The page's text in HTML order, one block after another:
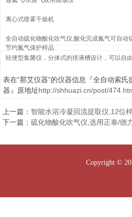
离心式喷雾干燥机
全自动硫化物酸化吹气仪,酸化完成氮气可自动
节约氮气保护样品
轻便型集菌仪，分体式的排液槽设计，可以自
表在“那艾仪器”的仪器信息『全自动索
器』原地址http://shhuazi.cn/post/
上一篇： 智能水浴冷凝回流提取仪,12位
下一篇： 硫化物酸化吹气仪,选用正泰/德
Copyright ©